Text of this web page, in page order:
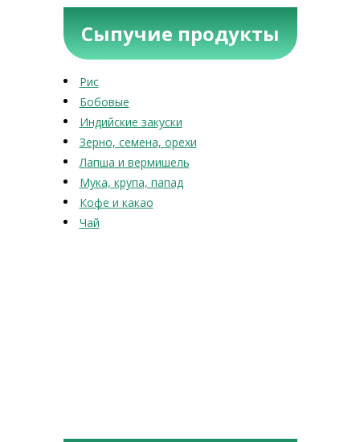
Сыпучие продукты
Рис
Бобовые
Индийские закуски
Зерно, семена, орехи
Лапша и вермишель
Мука, крупа, папад
Кофе и какао
Чай